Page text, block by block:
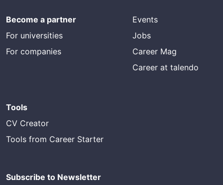
Become a partner
For universities
For companies
Events
Jobs
Career Mag
Career at talendo
Tools
CV Creator
Tools from Career Starter
Subscribe to Newsletter